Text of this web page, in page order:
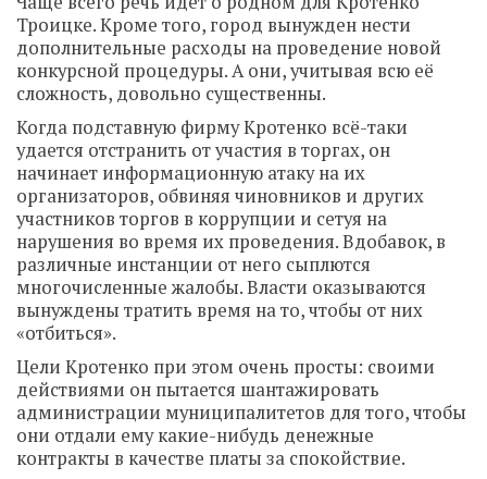
Троицке. Кроме того, город вынужден нести
дополнительные расходы на проведение новой
конкурсной процедуры. А они, учитывая всю её
сложность, довольно существенны.
Когда подставную фирму Кротенко всё-таки
удается отстранить от участия в торгах, он
начинает информационную атаку на их
организаторов, обвиняя чиновников и других
участников торгов в коррупции и сетуя на
нарушения во время их проведения. Вдобавок, в
различные инстанции от него сыплются
многочисленные жалобы. Власти оказываются
вынуждены тратить время на то, чтобы от них
«отбиться».
Цели Кротенко при этом очень просты: своими
действиями он пытается шантажировать
администрации муниципалитетов для того, чтобы
они отдали ему какие-нибудь денежные
контракты в качестве платы за спокойствие.